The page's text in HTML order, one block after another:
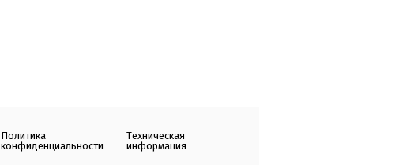
Политика
конфиденциальности
Техническая
информация